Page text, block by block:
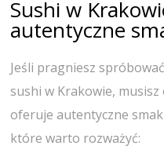
Sushi w
autentyczne
Jeśli pragniesz
sushi w Krakowie,
oferuje autentyczne
które warto rozważyć: